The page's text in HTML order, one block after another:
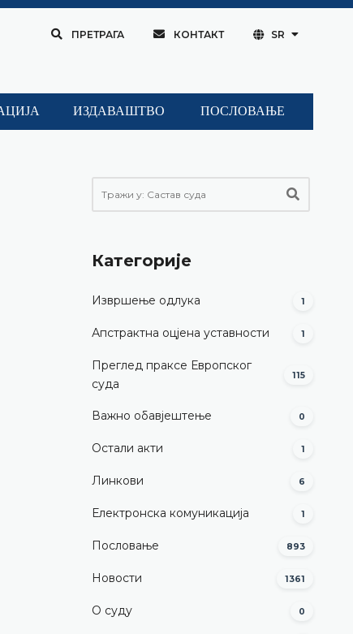
ПРЕТРАГА КОНТАКТ SR
ИЗДАВАШТВО ПОСЛОВАЊЕ
Категорије
Извршење одлука 1
Апстрактна оцјена уставности 1
Преглед праксе Европског
суда
115
Важно обавјештење 0
Остали акти 1
Линкови 6
Електронска комуникација 1
Пословање 893
Новости 1361
О суду 0